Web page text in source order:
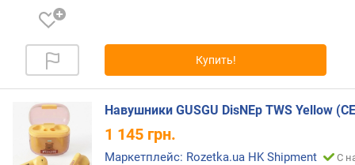
о
г
и
о
т
д
о
р
Купить!
Навушники GUSGU DisNEp TWS Yellow
1 145 грн.
Маркетплейс: Rozetka.ua HK Shipment С